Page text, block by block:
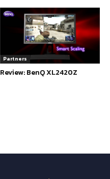
Partners
Review: BenQ XL2420Z